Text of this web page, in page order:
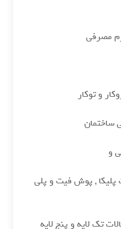
مصرفی
و توکار
ساختمان
و
پلیکا , پوش فیت و پلی
تک لایه و پنج لایه